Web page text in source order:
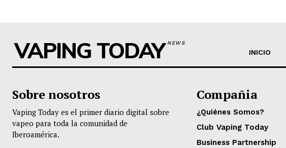
VAPING TODAYNEWS
INICIO
Sobre nosotros
Vaping Today es el primer diario digital sobre
vapeo para toda la comunidad de
Iberoamérica.
Compañia
¿Quiénes Somos?
Club Vaping Today
Business Partnership